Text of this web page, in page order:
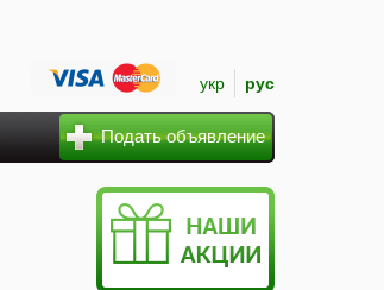
укр рус
Подать объявление